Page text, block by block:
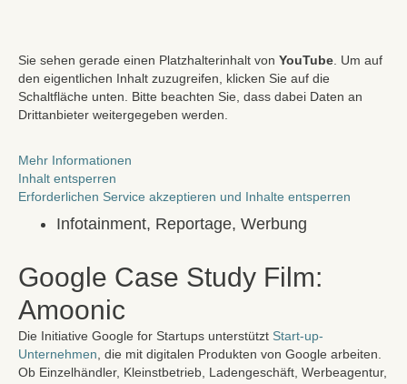
Sie sehen gerade einen Platzhalterinhalt von YouTube . Um auf
den eigentlichen Inhalt zuzugreifen, klicken Sie auf die
Schaltfläche unten. Bitte beachten Sie, dass dabei Daten an
Drittanbieter weitergegeben werden.
Mehr Informationen
Inhalt entsperren
Erforderlichen Service akzeptieren und Inhalte entsperren
Infotainment, Reportage, Werbung
Google Case Study Film:
Amoonic
Die Initiative Google for Startups unterstützt Start-up-
Unternehmen , die mit digitalen Produkten von Google arbeiten.
Ob Einzelhändler, Kleinstbetrieb, Ladengeschäft, Werbeagentur,